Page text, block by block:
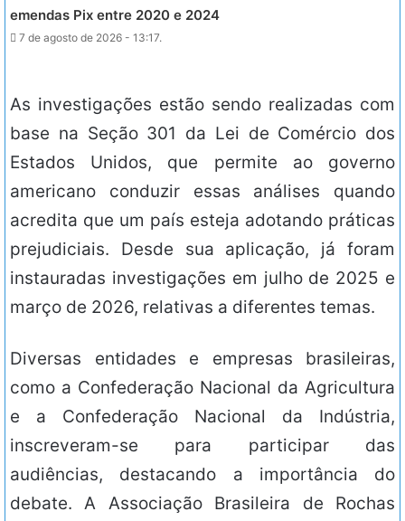
emendas Pix entre 2020 e 2024
7 de agosto de 2026 - 13:17.
As investigações estão sendo realizadas com
base na Seção 301 da Lei de Comércio dos
Estados Unidos, que permite ao governo
americano conduzir essas análises quando
acredita que um país esteja adotando práticas
prejudiciais. Desde sua aplicação, já foram
instauradas investigações em julho de 2025 e
março de 2026, relativas a diferentes temas.
Diversas entidades e empresas brasileiras,
como a Confederação Nacional da Agricultura
e a Confederação Nacional da Indústria,
inscreveram-se para participar das
audiências, destacando a importância do
debate. A Associação Brasileira de Rochas